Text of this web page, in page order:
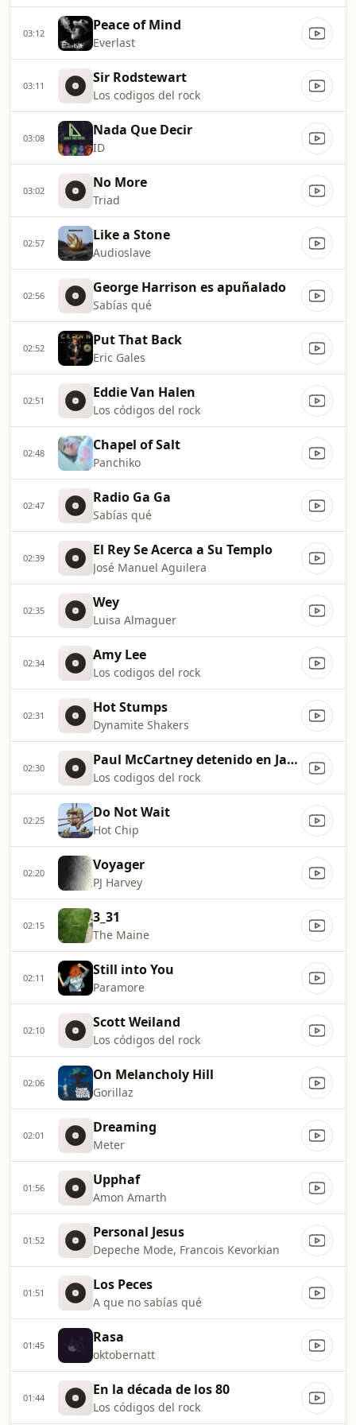
03:12 Peace of Mind
Everlast
03:11 Sir Rodstewart
Los codigos del rock
03:08 Nada Que Decir
ID
03:02 No More
Triad
02:57 Like a Stone
Audioslave
02:56 George Harrison es apuñalado
Sabías qué
02:52 Put That Back
Eric Gales
02:51 Eddie Van Halen
Los códigos del rock
02:48 Chapel of Salt
Panchiko
02:47 Radio Ga Ga
Sabías qué
02:39 El Rey Se Acerca a Su Templo
José Manuel Aguilera
02:35 Wey
Luisa Almaguer
02:34 Amy Lee
Los codigos del rock
02:31 Hot Stumps
Dynamite Shakers
02:30 Paul McCartney detenido en Japón
Los codigos del rock
02:25 Do Not Wait
Hot Chip
02:20 Voyager
PJ Harvey
02:15 3_31
The Maine
02:11 Still into You
Paramore
02:10 Scott Weiland
Los códigos del rock
02:06 On Melancholy Hill
Gorillaz
02:01 Dreaming
Meter
01:56 Upphaf
Amon Amarth
01:52 Personal Jesus
Depeche Mode, Francois Kevorkian
01:51 Los Peces
A que no sabías qué
01:45 Rasa
oktobernatt
01:44 En la década de los 80
Los códigos del rock